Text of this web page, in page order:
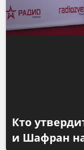
Кто
и Шафран